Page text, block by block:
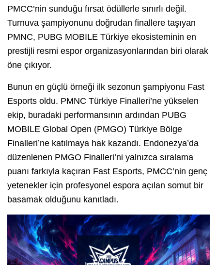
PMCC’nin sunduğu fırsat ödüllerle sınırlı değil.
Turnuva şampiyonunu doğrudan finallere taşıyan
PMNC, PUBG MOBILE Türkiye ekosisteminin en
prestijli resmi espor organizasyonlarından biri olarak
öne çıkıyor.
Bunun en güçlü örneği ilk sezonun şampiyonu Fast
Esports oldu. PMNC Türkiye Finalleri’ne yükselen
ekip, buradaki performansının ardından PUBG
MOBILE Global Open (PMGO) Türkiye Bölge
Finalleri’ne katılmaya hak kazandı. Endonezya’da
düzenlenen PMGO Finalleri’ni yalnızca sıralama
puanı farkıyla kaçıran Fast Esports, PMCC’nin genç
yetenekler için profesyonel espora açılan somut bir
basamak olduğunu kanıtladı.